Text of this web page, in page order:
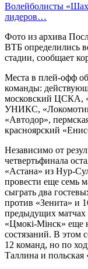
Волейболисты
лидеров…
Фото из архива
ВТБ определились
стадии, сообщает
Места в плей-офф
команды:
московский ЦСКА,
УНИКС,
«Автодор»,
красноярский
Независимо от
четвертьфинала
«Астана» из Нур-
провести еще семь
сыграть два
против «Зенита» и
предыдущих матчах
«Цмокi-Мiнск» еще
состязаний. В этом
12 команд, но по
Таллина и польская